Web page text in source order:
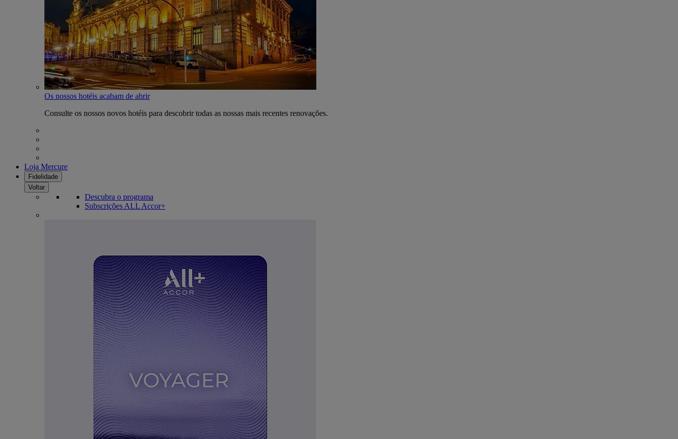
Os nossos hotéis acabam de abrir
Consulte os nossos novos hotéis para descobrir todas as nossas mais recentes renovações.
Loja Mercure
Fidelidade
Voltar
Descubra o programa
Subscrições ALL Accor+